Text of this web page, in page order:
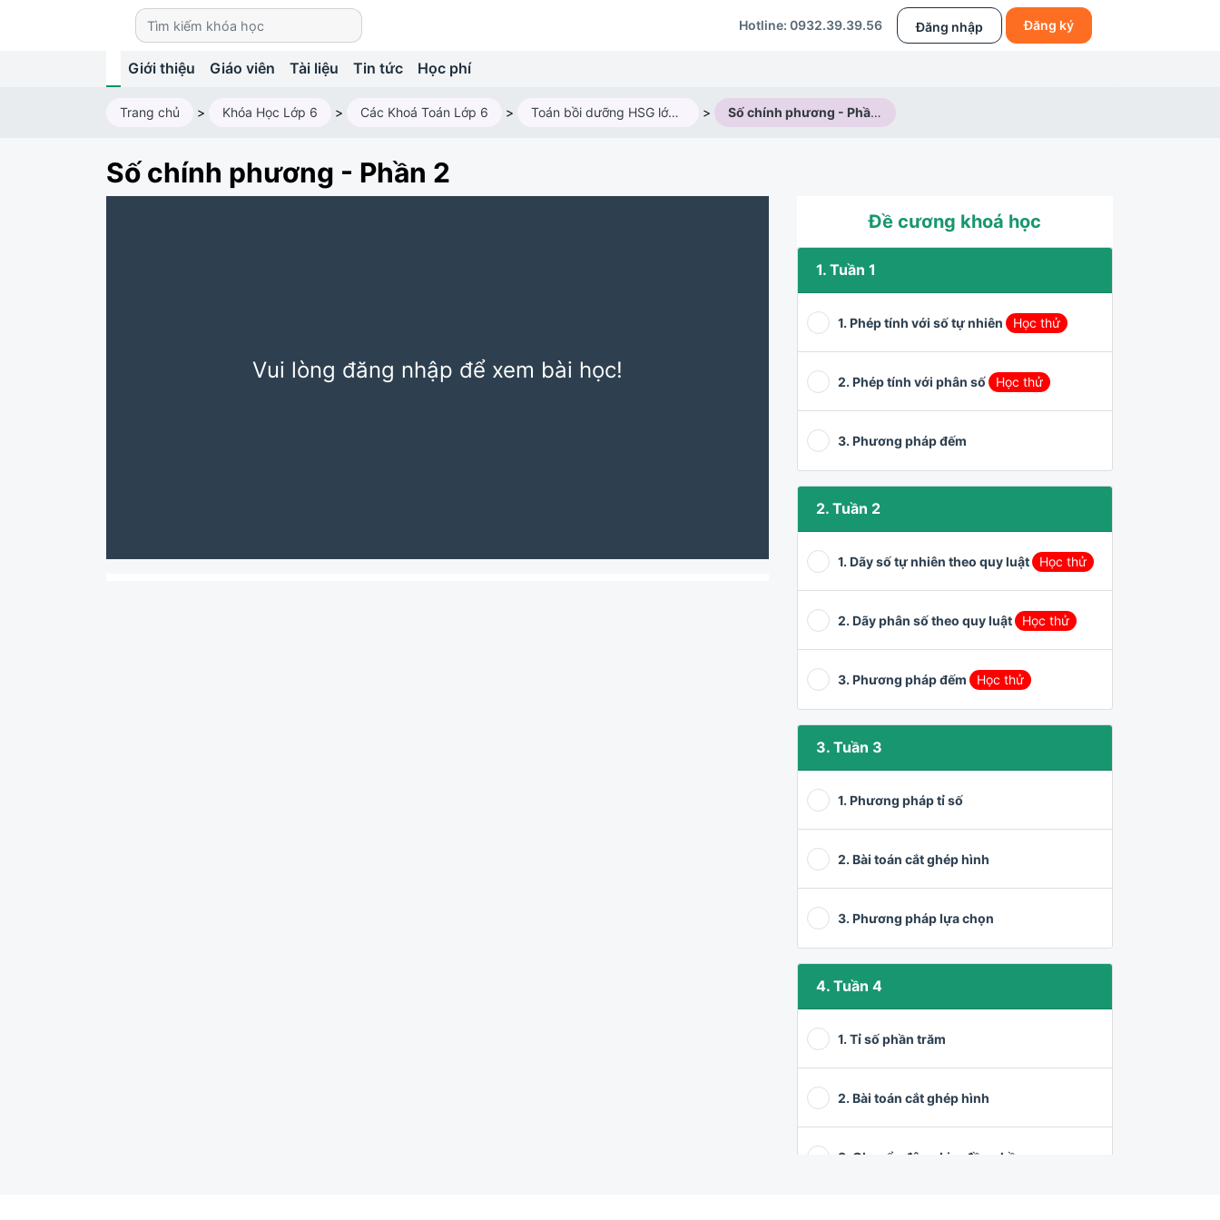
Hotline: 0932.39.39.56 Đăng nhập Đăng ký
Giới thiệu Giáo viên Tài liệu Tin tức Học phí
Trang chủ > Khóa Học Lớp 6 > Các Khoá Toán Lớp 6 > Toán bồi dưỡng HSG lớp 6M3 (Năm học 2024 - 2025) > Số chính phương - Phần 2
Số chính phương - Phần 2
Vui lòng đăng nhập để xem bài học!
Đề cương khoá học
1. Tuần 1
1. Phép tính với số tự nhiên Học thử
2. Phép tính với phân số Học thử
3. Phương pháp đếm
2. Tuần 2
1. Dãy số tự nhiên theo quy luật Học thử
2. Dãy phân số theo quy luật Học thử
3. Phương pháp đếm Học thử
3. Tuần 3
1. Phương pháp tỉ số
2. Bài toán cắt ghép hình
3. Phương pháp lựa chọn
4. Tuần 4
1. Tỉ số phần trăm
2. Bài toán cắt ghép hình
3. Chuyển động kim đồng hồ